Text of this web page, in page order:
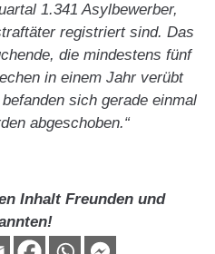
1.341 Asylbewerber,
registriert sind. Das
die mindestens fünf
in einem Jahr verübt
sich gerade einmal
abgeschoben.“
Inhalt Freunden und